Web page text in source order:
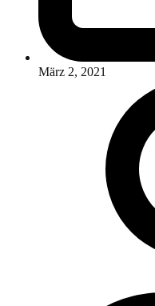
März 2, 2021